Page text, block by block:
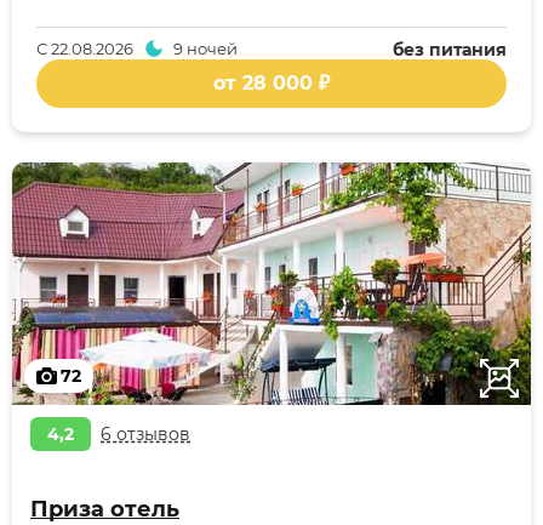
без питания
С22.08.2026 9 ночей
от 28 000 ₽
72
4,2 6 отзывов
Приза отель